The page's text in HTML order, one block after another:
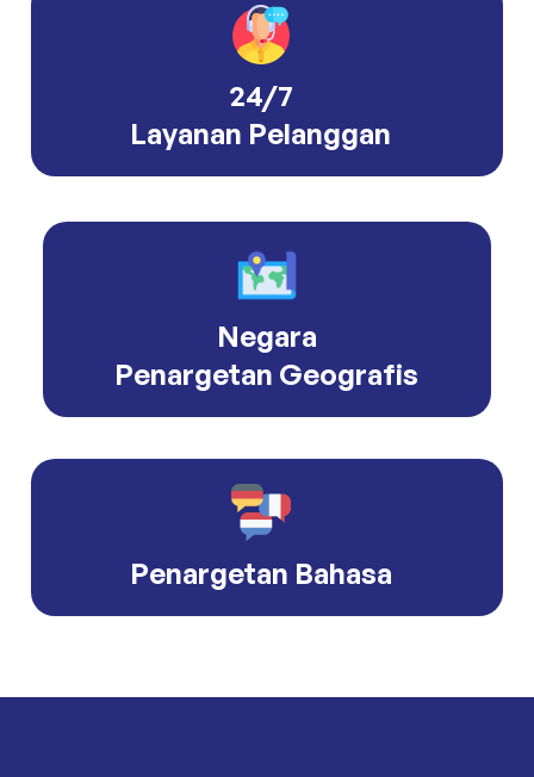
24/7
Layanan Pelanggan
Negara
Penargetan Geografis
Penargetan Bahasa